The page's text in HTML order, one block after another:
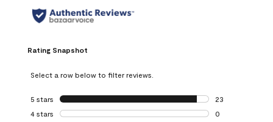
Rating Snapshot
Select a row below to filter reviews.
5 stars stars
23
23 reviews with
4 stars stars
0